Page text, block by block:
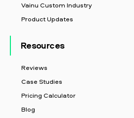
Vainu Custom Industry
Product Updates
Resources
Reviews
Case Studies
Pricing Calculator
Blog